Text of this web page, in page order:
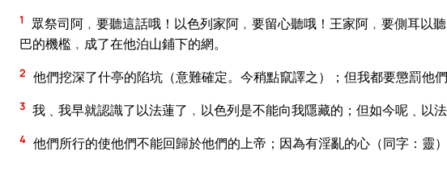
1
眾祭司阿﹐要聽這話哦！以色列家阿﹐要留心聽哦！王家阿﹐要側耳以
巴的機檻﹐成了在他泊山鋪下的網。
2 他們挖深了什亭的陷坑（意難確定。今稍點竄譯之）；但我都要懲罰他們
3 我﹑我早就認識了以法蓮了﹐以色列是不能向我隱藏的；但如今呢﹑以
4 他們所行的使他們不能回歸於他們的上帝；因為有淫亂的心（同字：靈